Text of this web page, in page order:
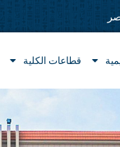
قطاعات الكلية